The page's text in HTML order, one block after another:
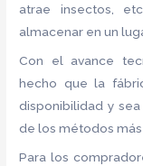
atrae insectos,
almacenar en un
Con el avance
hecho que la
disponibilidad y
de los métodos
Para los